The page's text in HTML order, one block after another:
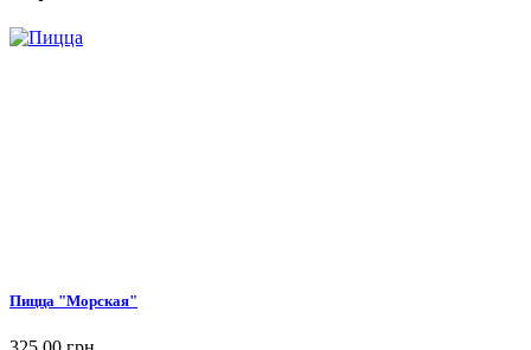
Пицца "Морская"